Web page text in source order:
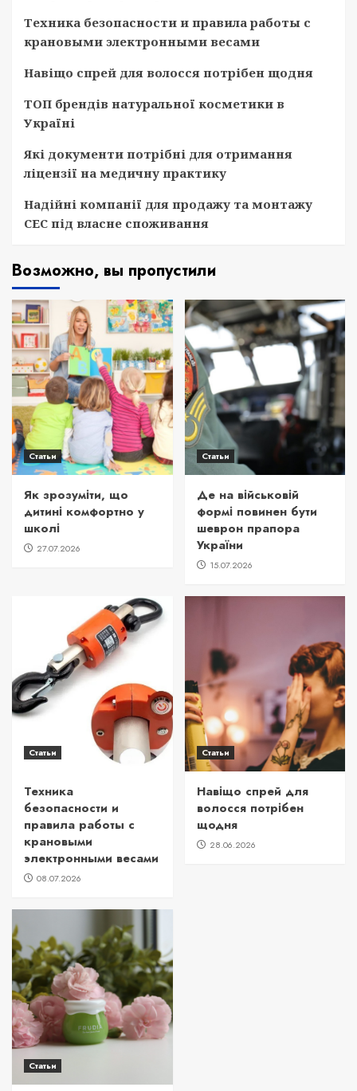
Техника безопасности и правила работы с
крановыми электронными весами
Навіщо спрей для волосся потрібен щодня
ТОП брендів натуральної косметики в
Україні
Які документи потрібні для отримання
ліцензії на медичну практику
Надійні компанії для продажу та монтажу
СЕС під власне споживання
Возможно, вы пропустили
Статьи
Як зрозуміти, що
дитині комфортно у
школі
27.07.2026
Статьи
Де на військовій
формі повинен бути
шеврон прапора
України
15.07.2026
Статьи
Техника
безопасности и
правила работы с
крановыми
электронными весами
08.07.2026
Статьи
Навіщо спрей для
волосся потрібен
щодня
28.06.2026
Статьи